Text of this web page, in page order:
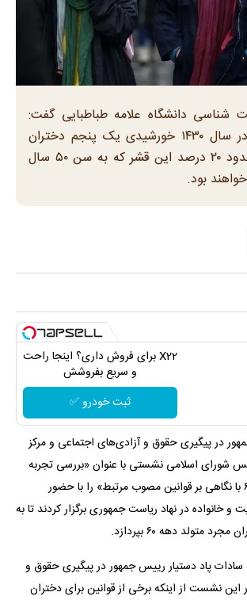
شناسی دانشگاه علامه طباطبایی گفت:
برآورد می‌شود در سال ۱۴۳۰ خورشیدی یک پنجم دختران
دهه ۶۰ یعنی حدود ۲۰ درصد این قشر که به سن ۵۰ سال
بود.
X22 برای فروش داری؟ اینجا راحت
و سریع بفروشش
ثبت خودرو ✅
در پیگیری حقوق و آزادی‌های اجتماعی و مرکز
شورای اسلامی نشستی با عنوان «بررسی تجربه
زیسته دختران دهه ۶۰ با نگاهی بر قوانین مصوب مرتبط» را با حضور
و خانواده در نهاد ریاست جمهوری برگزار کردند تا به
متولد دهه ۶۰ بپردازد.
سادات پاد دستیار رییس جمهور در پیگیری حقوق و
این نشست از اینکه برخی از قوانین برای دختران